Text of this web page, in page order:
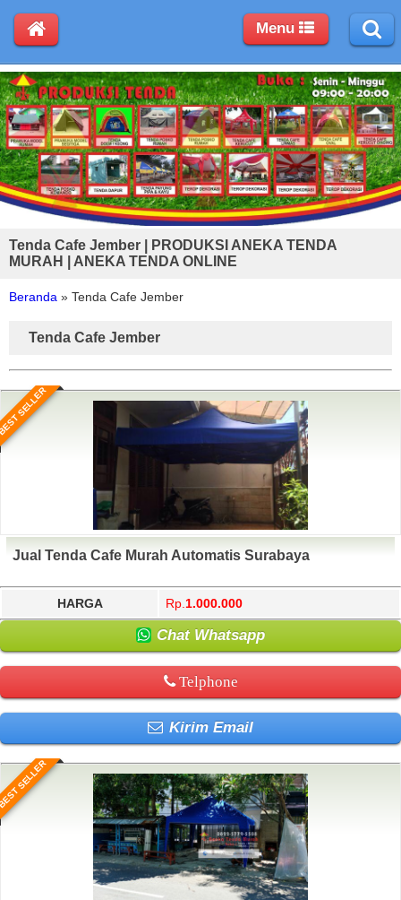
Tenda Cafe Jember | PRODUKSI ANEKA TENDA
MURAH | ANEKA TENDA ONLINE
Beranda » Tenda Cafe Jember
Tenda Cafe Jember
SELLER
Jual Tenda Cafe Murah Automatis Surabaya
HARGA Rp. 1.000.000
Chat Whatsapp
Telphone
Kirim Email
SELLER
Menu